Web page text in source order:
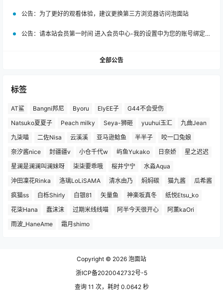
公告： 为了更好的观看体验，建议更换第三方浏览器访问泡面站
公告： 请本站会员第一时间 进入会员中心-我的设置中为您的账号绑定邮箱!
全部公告
标签
AT鲨 Bangni邦尼 Byoru ElyEE子
G44不会受伤
Natsuko夏夏子
Peach milky Seya-狮砸 yuuhui玉汇
九曲Jean
九柒喵
二佐Nisa 云溪溪 亚马逊鲶鱼 半半子
咬一口兔娘
奈汐酱nice
封疆疆v 小仓千代w 屿鱼Yukako 日奈娇
星之迟迟
星澜是澜澜叫澜妹呀
柒柒要乖哦 桜井宁宁
水淼Aqua
沖田凜花Rinka
洛璃LoLiSAMA 清水由乃 焖焖碳 猫九酱
瓜希酱
疯猫ss
白栎Shirly 白银81 矢量鱼 神楽坂真冬
纸悦Etsu_ko
花柒Hana
蠢沫沫 过期米线线喵 阿半今天很开心
阿薰kaOri
雨波_HaneAme
霜月shimo
Copyright © 2026 泡面站
浙ICP备2020042732号-5
查询 11 次，耗时 0.0642 秒